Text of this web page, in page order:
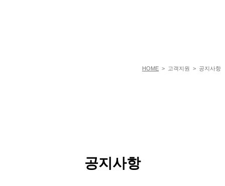
HOME > 고객지원 > 공지사항
공지사항